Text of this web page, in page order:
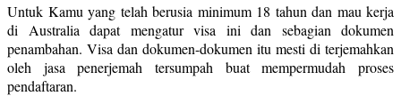
Untuk Kamu yang telah berusia minimum 18 tahun dan mau kerja
di Australia dapat mengatur visa ini dan sebagian dokumen
penambahan. Visa dan dokumen-dokumen itu mesti di terjemahkan
oleh jasa penerjemah tersumpah buat mempermudah proses
pendaftaran.